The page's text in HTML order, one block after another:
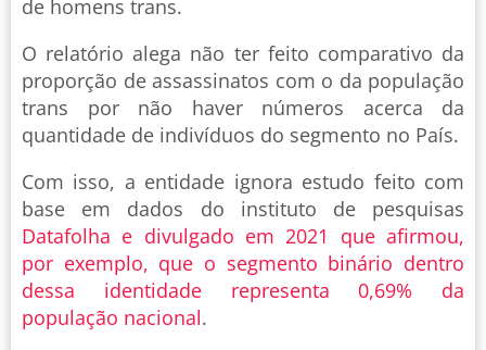
de homens trans.
O relatório alega não ter feito comparativo da
proporção de assassinatos com o da população
trans por não haver números acerca da
quantidade de indivíduos do segmento no País.
Com isso, a entidade ignora estudo feito com
base em dados do instituto de pesquisas
Datafolha e divulgado em 2021 que afirmou,
por exemplo, que o segmento binário dentro
dessa identidade representa 0,69% da
população nacional.